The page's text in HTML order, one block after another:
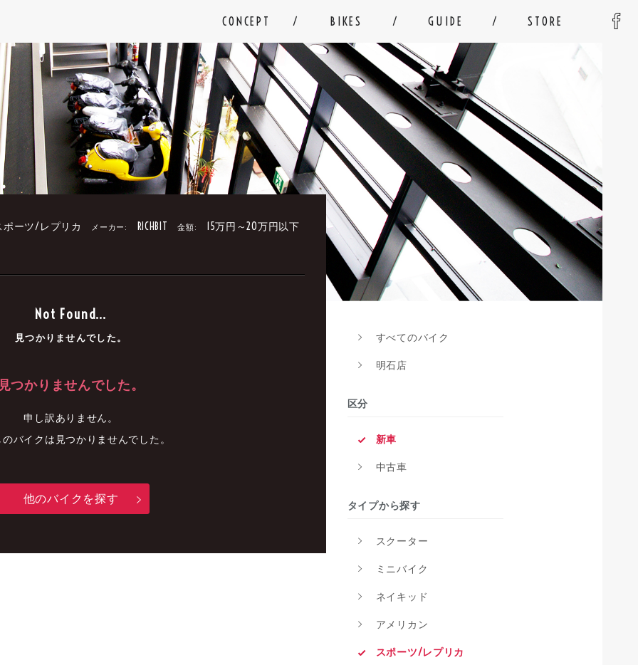
CONCEPT BIKES GUIDE STORE
ポーツ/レプリカ メーカー: RICHBIT 金額: 15万円～20万円以下
Not Found...
見つかりませんでした。
見つかりませんでした。
申し訳ありません。
バイクは見つかりませんでした。
他のバイクを探す
すべてのバイク
明石店
区分
新車
中古車
タイプから探す
スクーター
ミニバイク
ネイキッド
アメリカン
スポーツ/レプリカ
中古車